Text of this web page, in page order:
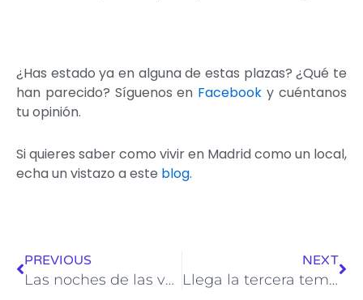
¿Has estado ya en alguna de estas plazas? ¿Qué te
han parecido? Síguenos en Facebook y cuéntanos
tu opinión.
Si quieres saber como vivir en Madrid como un local,
echa un vistazo a este blog.
PREVIOUS
Las noches de las velas en Pedraza
NEXT
Llega la tercera temporada de La Casa de Papel